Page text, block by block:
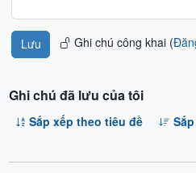
Ghi chú công khai (
Ghi chú đã lưu của tôi
Sắp xếp theo tiêu đề